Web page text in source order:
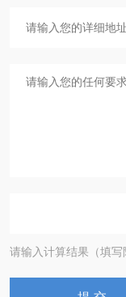
请输入计算结果（填